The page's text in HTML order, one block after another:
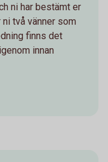
ni har bestämt er
två vänner som
finns det
innan